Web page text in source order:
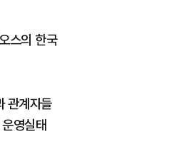
스의 한국
관계자들
영실태